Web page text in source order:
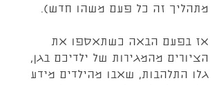
מתהליך זה כל פעם משהו חדש).
אז בפעם הבאה כשתאספו את
הציורים מהמגירות של ילדיכם בגן,
גלו התלהבות, שאבו מהילדים מידע